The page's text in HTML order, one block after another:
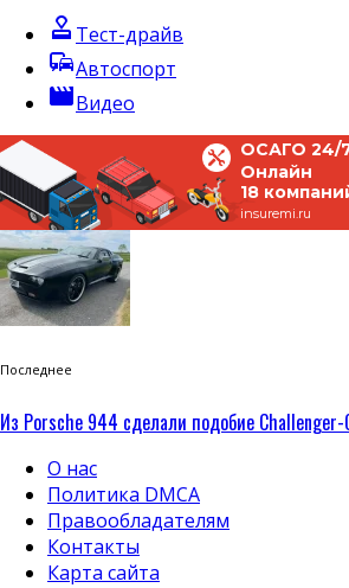
approval Тест-драйв
commuteАвтоспорт
movieВидео
ОСАГО 24/
Онлайн
18
insuremi.ru
Последнее
Из Porsche 944 сделали подобие Challenger-
О нас
Политика DMCA
Правообладателям
Контакты
Карта сайта